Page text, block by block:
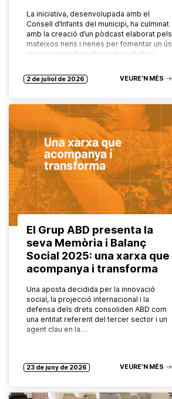
La iniciativa, desenvolupada amb el
Consell d’Infants del municipi, ha culminat
amb la creació d’un pòdcast elaborat pels
mateixos nens i nenes per fomentar un ús
responsable dels dispositius digitals…
2 de juliol de 2026 VEURE’N MÉS
El Grup ABD presenta la
seva Memòria i Balanç
Social 2025: una xarxa que
acompanya i transforma
Una aposta decidida per la innovació
social, la projecció internacional i la
defensa dels drets consoliden ABD com
una entitat referent del tercer sector i un
agent clau en la…
23 de juny de 2026 VEURE’N MÉS